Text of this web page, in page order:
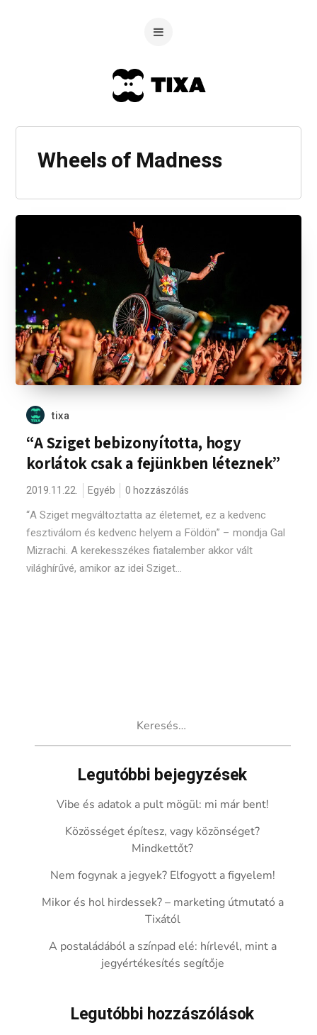
Wheels of Madness
tixa
“A Sziget bebizonyította, hogy
korlátok csak a fejünkben léteznek”
2019.11.22. Egyéb 0 hozzászólás
“A Sziget megváltoztatta az életemet, ez a kedvenc
fesztiválom és kedvenc helyem a Földön” – mondja Gal
Mizrachi. A kerekesszékes fiatalember akkor vált
világhírűvé, amikor az idei Sziget...
Legutóbbi bejegyzések
Vibe és adatok a pult mögül: mi már bent!
Közösséget építesz, vagy közönséget?
Mindkettőt?
Nem fogynak a jegyek? Elfogyott a figyelem!
Mikor és hol hirdessek? – marketing útmutató a
Tixától
A postaládából a színpad elé: hírlevél, mint a
jegyértékesítés segítője
Legutóbbi hozzászólások